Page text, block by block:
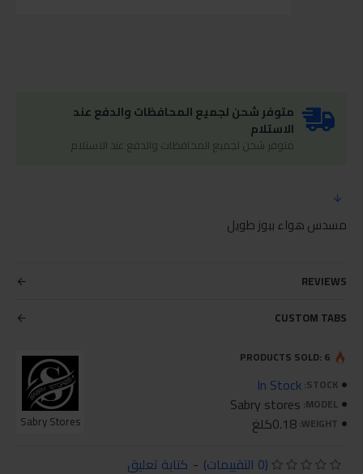
متوفر شحن لجميع المحافظات والدفع عند
الاستلام
متوفر شحن لجميع المحافظات والدفع عند الاستلام
مسدس هواء ببوز طويل
REVIEWS
CUSTOM TABS
STOCK:
In Stock
MODEL:
Sabry stores
WEIGHT: 0.18كلغ Sabry Stores
PRODUCTS SOLD: 6
(0 التقييمات) - كتابة تعليق